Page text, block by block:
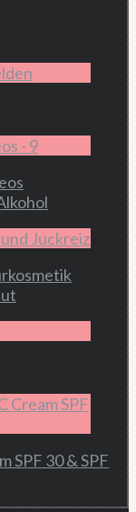
SPF 30 & SPF